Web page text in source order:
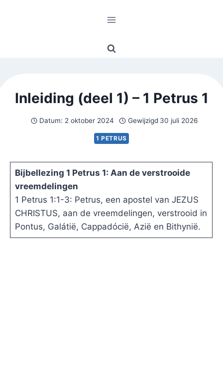
Inleiding (deel 1) – 1 Petrus 1
Datum: 2 oktober 2024 Gewijzigd 30 juli 2026
1 PETRUS
Bijbellezing 1 Petrus 1: Aan de verstrooide
vreemdelingen
1 Petrus 1:1-3: Petrus, een apostel van JEZUS
CHRISTUS, aan de vreemdelingen, verstrooid in
Pontus, Galátië, Cappadócië, Azië en Bithynië.